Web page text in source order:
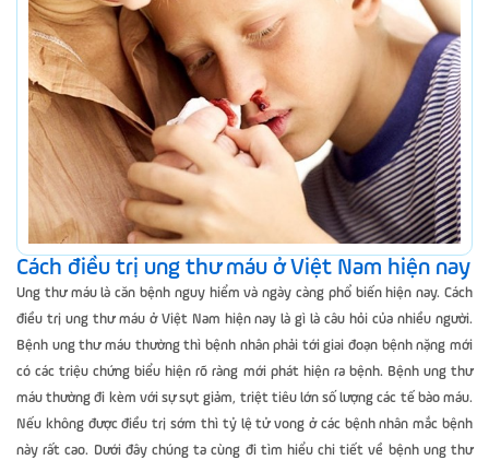
Cách điều trị ung thư máu ở Việt Nam hiện nay
Ung thư máu là căn bệnh nguy hiểm và ngày càng phổ biến hiện nay. Cách
điều trị ung thư máu ở Việt Nam hiện nay là gì là câu hỏi của nhiều người.
Bệnh ung thư máu thường thì bệnh nhân phải tới giai đoạn bệnh nặng mới
có các triệu chứng biểu hiện rõ ràng mới phát hiện ra bệnh. Bệnh ung thư
máu thường đi kèm với sự sụt giảm, triệt tiêu lớn số lượng các tế bào máu.
Nếu không được điều trị sớm thì tỷ lệ tử vong ở các bệnh nhân mắc bệnh
này rất cao. Dưới đây chúng ta cùng đi tìm hiểu chi tiết về bệnh ung thư